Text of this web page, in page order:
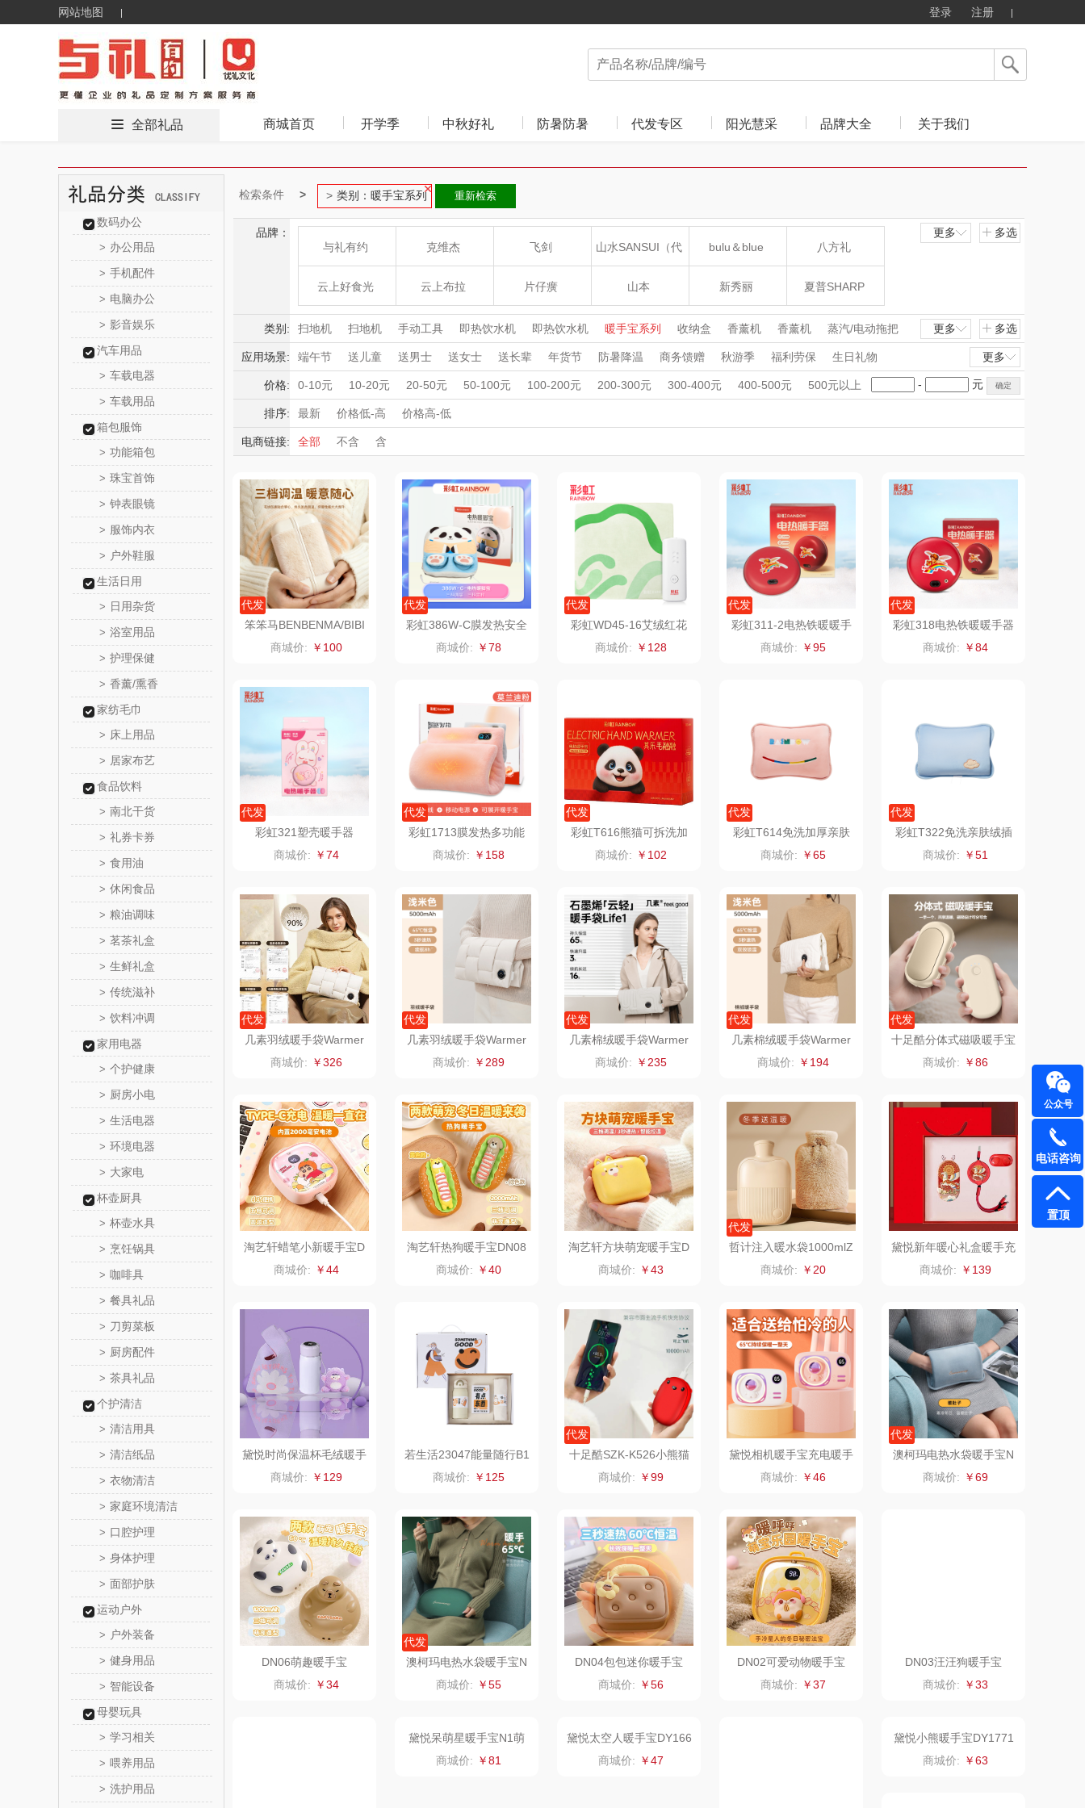
网站地图 登录 注册
全部礼品 商城首页 开学季 中秋好礼 防暑防暑 代发专区 阳光慧采 品牌大全 关于我们
数码办公
> 办公用品
> 手机配件
> 电脑办公
> 影音娱乐
汽车用品
> 车载电器
> 车载用品
箱包服饰
> 功能箱包
> 珠宝首饰
> 钟表眼镜
> 服饰内衣
> 户外鞋服
生活日用
> 日用杂货
> 浴室用品
> 护理保健
> 香薰/熏香
家纺毛巾
> 床上用品
> 居家布艺
食品饮料
> 南北干货
> 礼券卡券
> 食用油
> 休闲食品
> 粮油调味
> 茗茶礼盒
> 生鲜礼盒
> 传统滋补
> 饮料冲调
家用电器
> 个护健康
> 厨房小电
> 生活电器
> 环境电器
> 大家电
杯壶厨具
> 杯壶水具
> 烹饪锅具
> 咖啡具
> 餐具礼品
> 刀剪菜板
> 厨房配件
> 茶具礼品
个护清洁
> 清洁用具
> 清洁纸品
> 衣物清洁
> 家庭环境清洁
> 口腔护理
> 身体护理
> 面部护肤
运动户外
> 户外装备
> 健身用品
> 智能设备
母婴玩具
> 学习相关
> 喂养用品
> 洗护用品
检索条件 类别：暖手宝系列 重新检索
品牌：
与礼有约
克维杰 飞剑 山水SANSUI（代
理商）
bulu＆blue 八方礼
云上好食光 云上布拉 片仔癀 山本 新秀丽 夏普SHARP
东方沁 绽家 HOLOHOLO 途柏丽TOBERLIR momo（杯壶） 大嘴猴（杯壶厨具
雨伞）
觅菓 MOVA 匠心萌宠 YOTTOY 西屋（运动户外） 非一FETANA
乐扣乐扣（家居/
小家电）
星巴克（杯壶/包
姑苏渔歌
（线下款）
纽曼Newmine
（线上款）
佳帮手 罗莱 超柔床品
商）
斯凯奇SKECHER
a
沃莱 十二夏天 百草味（代理商） LUING BOX 立白（包销款） 润本（套装）
乐班 戴可思 康宁 京意之选 锦礼 阿茜娅（AGIA）
卓然 首佩 SWISS MILITARY 罗莱超柔床品 润心
奈雪的茶 克洛特 竹盐 丝丽诺妃
小天鹅 ROBAM老板 康夫 拜灭士
舒蕾（定制款） 洁玉（定制款） 富昌（定制款） 爱国者（移动电
源）
飞利浦 荣诚
江中猴姑 江中食疗 凤凰
苏泊尔（代理商） 九阳（代理商） 实丰文化 洛克星球 梵沐
泸溪河桃酥 中茶 可益康 皇家粮仓 干饭熊饱饱
汉美驰 BTSM 路悠悠 金龙鱼（包销款）
先科 伊莎贝拉 得力
润本（套装类） 浪莎 圣耳 味滋源（包销款） 英红（包销款）
西屋（小家电） 渝情渝礼 杜邦（餐具类） 洁丽雅（包销款）
长寿花 百事食品 奥克斯 五丰黎红 小胖爪
有色 可可满分 无印良品（代理
商）
味滋源（品牌方） 银小燕
泉尔思
品胜 百事（饮具类） 三胖蛋 小度
都乐Dole 邻家饭香 赫兰希
丸美 几梦 朗赫
果兹 西屋（风扇类） 皮尔卡丹（皮具
类）
傲胜OSIM 360
狮峰 温仑山（电器类） 洁丽雅（代理商）
乐心 康巴赫（锅具类） 万华茶林 海尔
棉芽 伊莱克斯 乐扣乐扣（箱包杯
壶）
海信 乐美雅（餐具类）
飞利浦（音频类） 珍视明 WENGER/威戈 Alluflon阿路弗仑 爱仕达
乐千厨 悠米UURMI 富安娜（包销款） 冈州故事 福临门 卜珂
味滋源 玺魁 双立人 郎氏达
更多 多选
类别: 扫地机 扫地机 手动工具 即热饮水机 即热饮水机 暖手宝系列 收纳盒 香薰机 香薰机
蒸汽/电动拖把
蒸汽/电动拖把
家用吸尘器 家用吸尘器 除螨仪 除螨仪 除湿机 除湿机 烘鞋器/烘干机
烘鞋器/烘干机
净化除味
清洁电器
清洁电器 宠物用品 擦窗机器人 擦窗机器人 挂烫机/电熨斗 挂烫机/电熨斗 小夜灯 雨伞雨具
更多 多选
应用场景: 端午节 送儿童 送男士 送女士 送长辈 年货节 防暑降温 商务馈赠 秋游季 福利劳保
生日礼物
积分礼品
周年庆礼品 春游踏青 开学季礼品 毕业季礼品 开门红专区 伴手礼盒 会议礼品
国潮文创
暖冬好物
外事出国 入职礼
高端送礼
开业乔迁 乡村振兴 定制案例 珠宝礼品 酒店旅游 高校礼品 女神节 奶企礼品
银行礼品
保险礼品
建材礼品 政企单位 房地产礼品 汽车礼品 进店礼 情人节 七夕节 建党节 圣诞节
教师节
母亲节
父亲节 儿童节 中秋节 建军节
更多
价格: 0-10元 10-20元 20-50元 50-100元 100-200元 200-300元 300-400元 400-500元 500元以上 - 元
排序: 最新 价格低-高 价格高-低
电商链接: 全部 不含 含
代发
笨笨马BENBENMA/BIBI
M磁吸绒布暖手宝BN10
商城价: ￥100
代发
彩虹386W-C膜发热安全
保护调温型暖脚宝
商城价: ￥78
代发
彩虹WD45-16艾绒红花
草本自动控温电热垫
商城价: ￥128
代发
彩虹311-2电热铁暖暖手
商城价: ￥95
代发
彩虹318电热铁暖暖手器
商城价: ￥84
代发
彩虹321塑壳暖手器
商城价: ￥74
代发
彩虹1713膜发热多功能
充电式暖手宝暖垫
商城价: ￥158
代发
彩虹T616熊猫可拆洗加
厚亲肤绒插手电热暖手宝
商城价: ￥102
代发
彩虹T614免洗加厚亲肤
绒插手电热暖手宝
商城价: ￥65
代发
彩虹T322免洗亲肤绒插
手电热暖手宝
商城价: ￥51
代发
几素羽绒暖手袋Warmer
Pro1S(10000mAh)
商城价: ￥326
代发
几素羽绒暖手袋Warmer
Pro1S(5000mAh)
商城价: ￥289
代发
几素棉绒暖手袋Warmer
Life1(10000mAh)
商城价: ￥235
代发
几素棉绒暖手袋Warmer
Life1(5000mAh)
商城价: ￥194
代发
十足酷分体式磁吸暖手宝
K520
商城价: ￥86
淘艺轩蜡笔小新暖手宝D
商城价: ￥44
淘艺轩热狗暖手宝DN08
商城价: ￥40
淘艺轩方块萌宠暖手宝D
商城价: ￥43
代发
哲计注入暖水袋1000mlZ
-N031A
商城价: ￥20
黛悦新年暖心礼盒暖手充
电宝三合一数据线蓝牙耳
机礼盒现货秒发
商城价: ￥139
黛悦时尚保温杯毛绒暖手
宝充电宝二合一现货秒发
DANV003
商城价: ￥129
若生活23047能量随行B1
商城价: ￥125
代发
十足酷SZK-K526小熊猫
暖手宝移动电源
商城价: ￥99
黛悦相机暖手宝充电暖手
二合一氛围灯设计3秒速
热现货秒发
商城价: ￥46
代发
澳柯玛电热水袋暖手宝N
B-NP05
商城价: ￥69
DN06萌趣暖手宝
商城价: ￥34
代发
澳柯玛电热水袋暖手宝N
B-WP01
商城价: ￥55
DN04包包迷你暖手宝
商城价: ￥56
DN02可爱动物暖手宝
商城价: ￥37
DN03汪汪狗暖手宝
商城价: ￥33
公众号
电话咨询
置顶